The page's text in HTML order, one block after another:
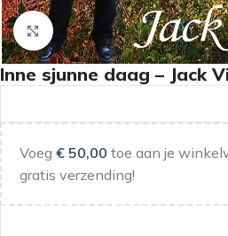
Klik om te vergroten
Inne sjunne daag – Jack
Voeg € 50,00 toe aan je
gratis verzending!